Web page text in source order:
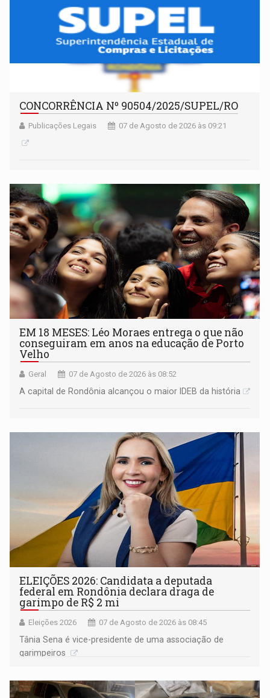
CONCORRÊNCIA Nº 90504/2025/SUPEL/RO
Publicações Legais 07 de Agosto de 2026 às 09:21
EM 18 MESES: Léo Moraes entrega o que não
conseguiram em anos na educação de Porto
Velho
Geral 07 de Agosto de 2026 às 08:52
A capital de Rondônia alcançou o maior IDEB da história
ELEIÇÕES 2026: Candidata a deputada
federal em Rondônia declara draga de
garimpo de R$ 2 mi
Eleições 2026 07 de Agosto de 2026 às 08:45
Tânia Sena é vice-presidente de uma associação de
garimpeiros